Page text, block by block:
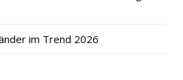
im Trend 2026